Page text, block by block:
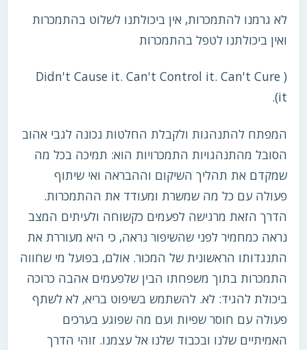
לא גרמנו להתמכרות, אין ביכולתנו לשלוט בהתמכרות
ואין ביכולתנו לטפל בהתמכרות
( Didn't Cause it. Can't Control it. Can't Cure
it).
המפתח להתנהגות ולקבלת החלטות נכונה לגבי אהוב
הסובל מהתנהגויות התמכרויות הוא: תמיכה בכל מה
שמקדם את תהליך השיקום וההבראה ואי שיתוף
פעולה עם כל מה שמשרת ומעודד את ההתמכרות.
הדרך הזאת מרגישה לפעמים כקשוחה ולעיתים המצב
נראה כמחמיר לפני שהשיפור נראה, כי היא מעוררת את
התנגדותו הראשונית של המכור. אולם, בפועל מי שחווה
התמכרות בתוך משפחתו הבין שלפעמים אהבה כרוכה
ביכולת להגיד: לא. להשתמש בשיפוט בריא, לא לשתף
פעולה עם חוסר שפיות ועם מה שפוגע בערכים
האמיתיים שלנו ובכבוד שלנו אל עצמנו. זוהי הדרך